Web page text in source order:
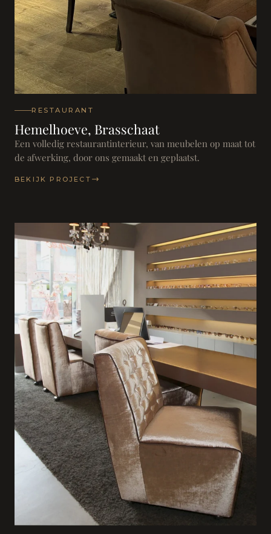
RESTAURANT
Hemelhoeve, Brasschaat
Een volledig restaurantinterieur, van meubelen op maat tot
de afwerking, door ons gemaakt en geplaatst.
BEKIJK PROJECT